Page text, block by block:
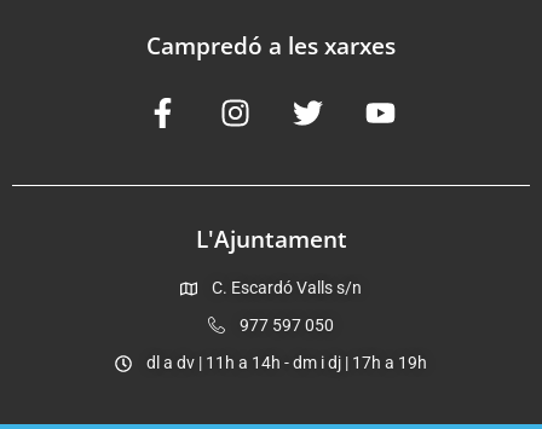
Campredó a les xarxes
L'Ajuntament
C. Escardó Valls s/n
977 597 050
dl a dv | 11h a 14h - dm i dj | 17h a 19h